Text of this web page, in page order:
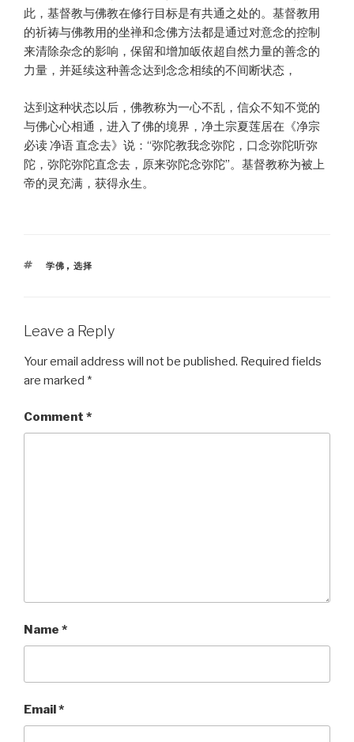
此，基督教与佛教在修行目标是有共通之处的。基督教用
的祈祷与佛教用的坐禅和念佛方法都是通过对意念的控制
来清除杂念的影响，保留和增加皈依超自然力量的善念的
力量，并延续这种善念达到念念相续的不间断状态，
达到这种状态以后，佛教称为一心不乱，信众不知不觉的
与佛心心相通，进入了佛的境界，净土宗夏莲居在《净宗
必读 净语 直念去》说：“弥陀教我念弥陀，口念弥陀听弥
陀，弥陀弥陀直念去，原来弥陀念弥陀”。基督教称为被上
帝的灵充满，获得永生。
TAGS
学佛 , 选择
Leave a Reply
Your email address will not be published. Required fields
are marked *
Comment *
Name *
Email*